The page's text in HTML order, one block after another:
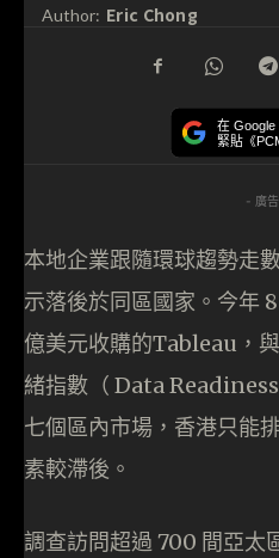
Author: Eric Chong
在 Google
緊貼《
- 廣
本地企業跟隨環球趨勢走
示落後於同區國家。今年
億美元收購的Tableau，
緒指數（ Data
七個區內市場，香港只能
素較滯後。
調查訪問超過 700 間亞太